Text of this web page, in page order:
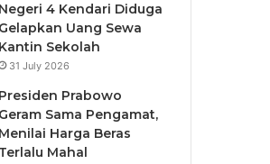
Negeri 4 Kendari Diduga
Gelapkan Uang Sewa
Kantin Sekolah
31 July 2026
Presiden Prabowo
Geram Sama Pengamat,
Menilai Harga Beras
Terlalu Mahal